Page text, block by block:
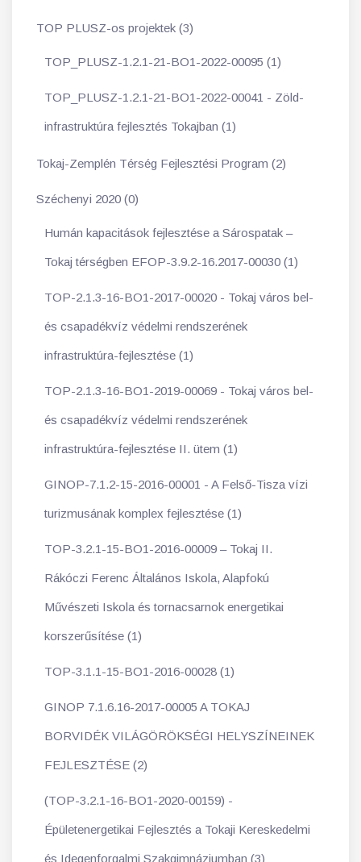
TOP PLUSZ-os projektek (3)
TOP_PLUSZ-1.2.1-21-BO1-2022-00095 (1)
TOP_PLUSZ-1.2.1-21-BO1-2022-00041 - Zöld-
infrastruktúra fejlesztés Tokajban (1)
Tokaj-Zemplén Térség Fejlesztési Program (2)
Széchenyi 2020 (0)
Humán kapacitások fejlesztése a Sárospatak –
Tokaj térségben EFOP-3.9.2-16.2017-00030 (1)
TOP-2.1.3-16-BO1-2017-00020 - Tokaj város bel-
és csapadékvíz védelmi rendszerének
infrastruktúra-fejlesztése (1)
TOP-2.1.3-16-BO1-2019-00069 - Tokaj város bel-
és csapadékvíz védelmi rendszerének
infrastruktúra-fejlesztése II. ütem (1)
GINOP-7.1.2-15-2016-00001 - A Felső-Tisza vízi
turizmusának komplex fejlesztése (1)
TOP-3.2.1-15-BO1-2016-00009 – Tokaj II.
Rákóczi Ferenc Általános Iskola, Alapfokú
Művészeti Iskola és tornacsarnok energetikai
korszerűsítése (1)
TOP-3.1.1-15-BO1-2016-00028 (1)
GINOP 7.1.6.16-2017-00005 A TOKAJ
BORVIDÉK VILÁGÖRÖKSÉGI HELYSZÍNEINEK
FEJLESZTÉSE (2)
(TOP-3.2.1-16-BO1-2020-00159) -
Épületenergetikai Fejlesztés a Tokaji Kereskedelmi
és Idegenforgalmi Szakgimnáziumban (3)